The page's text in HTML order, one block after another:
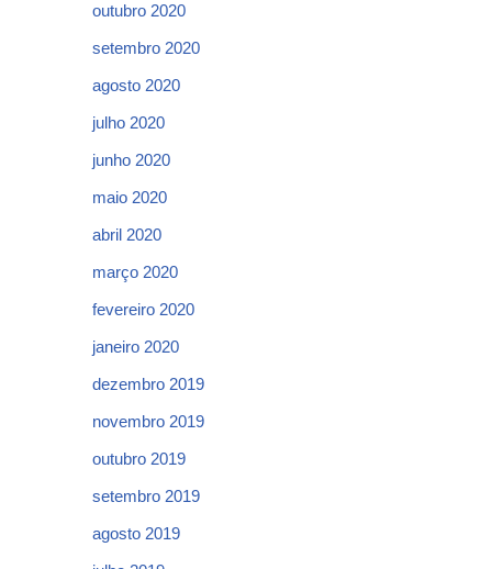
outubro 2020
setembro 2020
agosto 2020
julho 2020
junho 2020
maio 2020
abril 2020
março 2020
fevereiro 2020
janeiro 2020
dezembro 2019
novembro 2019
outubro 2019
setembro 2019
agosto 2019